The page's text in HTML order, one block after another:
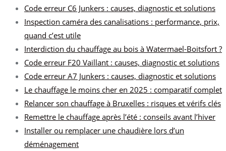
Code erreur C6 Junkers : causes, diagnostic et solutions
Inspection caméra des canalisations : performance, prix,
quand c’est utile
Interdiction du chauffage au bois à Watermael-Boitsfort ?
Code erreur F20 Vaillant : causes, diagnostic et solutions
Code erreur A7 Junkers : causes, diagnostic et solutions
Le chauffage le moins cher en 2025 : comparatif complet
Relancer son chauffage à Bruxelles : risques et vérifs clés
Remettre le chauffage après l’été : conseils avant l’hiver
Installer ou remplacer une chaudière lors d’un
déménagement